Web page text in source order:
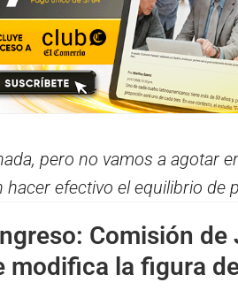
pero no vamos a agotar
efectivo el equilibrio de
Comisión
modifica la figura